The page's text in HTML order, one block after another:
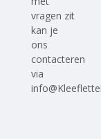
vragen zit
kan je
ons
contacteren
via